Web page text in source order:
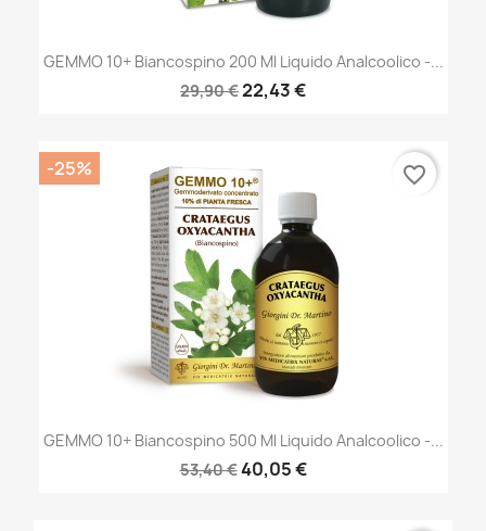
GEMMO 10+ Biancospino 200 Ml Liquido Analcoolico -...
29,90 €22,43 €
GEMMO 10+ Biancospino 500 Ml Liquido Analcoolico -...
53,40 €40,05 €
-25% favorite_border